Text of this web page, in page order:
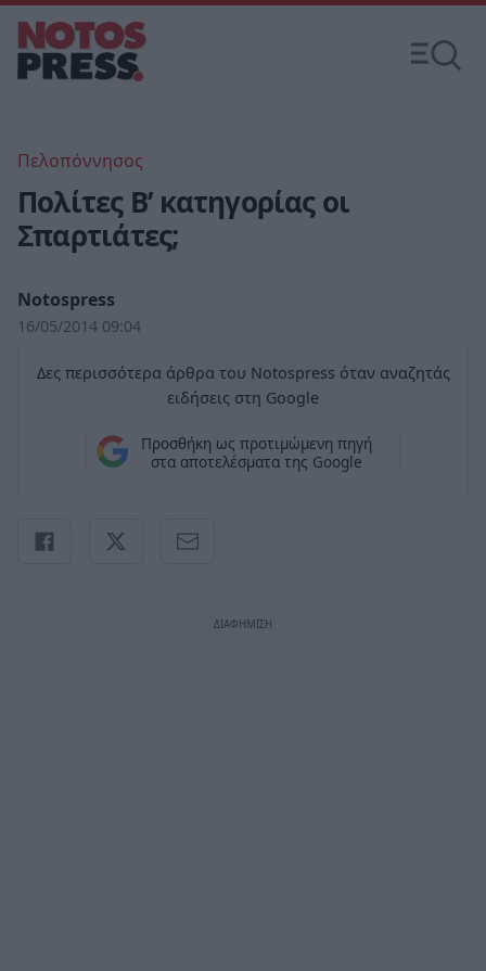
Πελοπόννησος
Πολίτες Β’ κατηγορίας οι
Σπαρτιάτες;
Notospress
16/05/2014 09:04
Δες περισσότερα άρθρα του Notospress όταν αναζητάς
ειδήσεις στη Google
Προσθήκη ως προτιμώμενη πηγή
στα αποτελέσματα της Google